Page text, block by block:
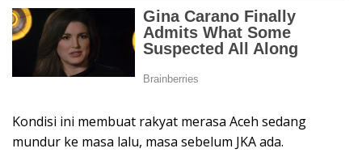
Kondisi ini membuat rakyat merasa Aceh sedang
mundur ke masa lalu, masa sebelum JKA ada.